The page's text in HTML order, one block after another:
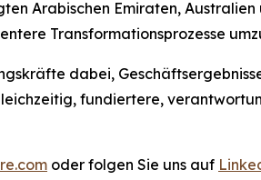
Arabischen Emiraten,
Transformationsprozesse
dabei,
fundiertere,
oder folgen Sie uns auf